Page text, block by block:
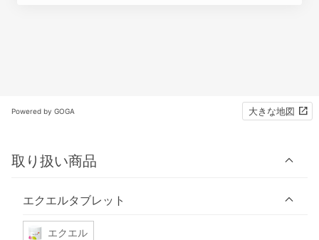
Powered by GOGA 大きな地図
取り扱い商品
エクエルタブレット
エクエル